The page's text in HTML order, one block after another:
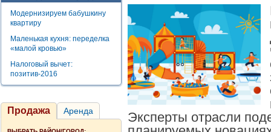
Модернизируем бабушкину
квартиру
Маленькая кухня: переделка
«малой кровью»
Налоговый вычет:
позитив-2016
Продажа Аренда
Эксперты отрасли